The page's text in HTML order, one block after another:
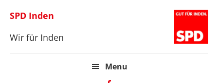
Hauptnavigation
content
Hauptsidebar
SPD Inden
Wir für Inden
Menu